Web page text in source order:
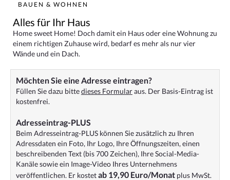
BAUEN & WOHNEN
Alles für Ihr Haus
Home sweet Home! Doch damit ein Haus oder eine Wohnung zu
einem richtigen Zuhause wird, bedarf es mehr als nur vier
Wände und ein Dach.
Möchten Sie eine Adresse eintragen?
Füllen Sie dazu bittedieses Formularaus. Der Basis-Eintrag ist
kostenfrei.
Adresseintrag-PLUS
Beim Adresseintrag-PLUS können Sie zusätzlich zu Ihren
Adressdaten ein Foto, Ihr Logo, Ihre Öffnungszeiten, einen
beschreibenden Text (bis 700 Zeichen), Ihre Social-Media-
Kanäle sowie ein Image-Video Ihres Unternehmens
veröffentlichen. Er kostetab 19,90 Euro/Monat plus MwSt.